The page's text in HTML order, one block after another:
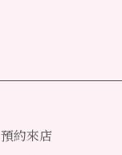
預約來店